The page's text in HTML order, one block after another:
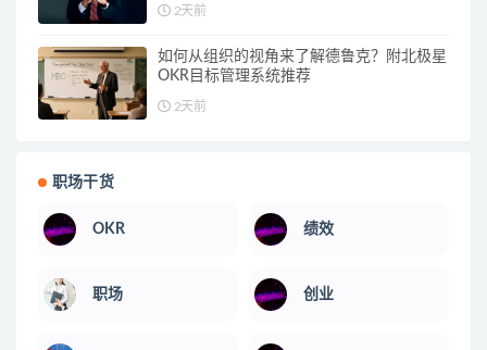
2天前
如何从组织的视角来了解德鲁克？附北极星
OKR目标管理系统推荐
2天前
职场干货
OKR 绩效
职场 创业